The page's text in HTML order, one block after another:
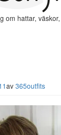
om hattar,
av 365outfits